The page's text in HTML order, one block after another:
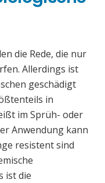
die Rede, die nur
Allerdings ist
geschädigt
in
im Sprüh- oder
Anwendung kann
resistent sind
ist die